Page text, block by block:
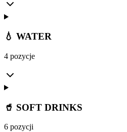
💧 WATER
4 pozycje
🥤 SOFT DRINKS
6 pozycji